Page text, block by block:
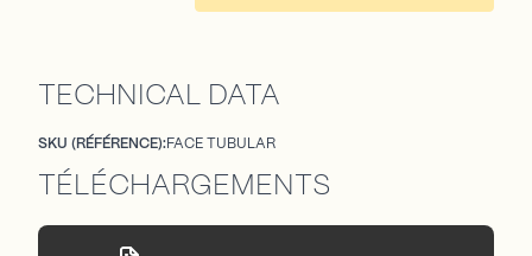
TECHNICAL DATA
SKU (RÉFÉRENCE):FACE TUBULAR
TÉLÉCHARGEMENTS